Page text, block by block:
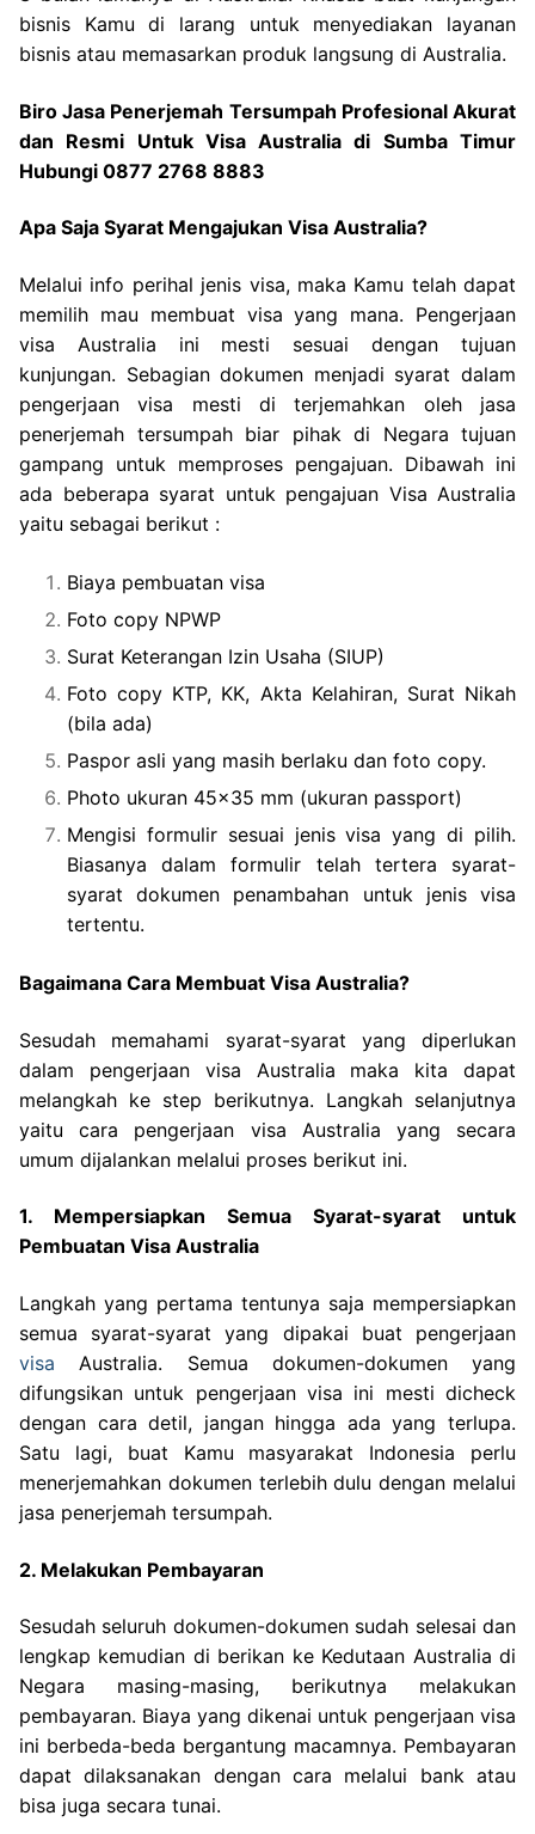
bisnis Kamu di larang untuk menyediakan layanan
bisnis atau memasarkan produk langsung di Australia.
Biro Jasa Penerjemah Tersumpah Profesional Akurat
dan Resmi Untuk Visa Australia di Sumba Timur
Hubungi 0877 2768 8883
Apa Saja Syarat Mengajukan Visa Australia?
Melalui info perihal jenis visa, maka Kamu telah dapat
memilih mau membuat visa yang mana. Pengerjaan
visa Australia ini mesti sesuai dengan tujuan
kunjungan. Sebagian dokumen menjadi syarat dalam
pengerjaan visa mesti di terjemahkan oleh jasa
penerjemah tersumpah biar pihak di Negara tujuan
gampang untuk memproses pengajuan. Dibawah ini
ada beberapa syarat untuk pengajuan Visa Australia
yaitu sebagai berikut :
Biaya pembuatan visa
Foto copy NPWP
Surat Keterangan Izin Usaha (SIUP)
Foto copy KTP, KK, Akta Kelahiran, Surat Nikah
(bila ada)
Paspor asli yang masih berlaku dan foto copy.
Photo ukuran 45×35 mm (ukuran passport)
Mengisi formulir sesuai jenis visa yang di pilih.
Biasanya dalam formulir telah tertera syarat-
syarat dokumen penambahan untuk jenis visa
tertentu.
Bagaimana Cara Membuat Visa Australia?
Sesudah memahami syarat-syarat yang diperlukan
dalam pengerjaan visa Australia maka kita dapat
melangkah ke step berikutnya. Langkah selanjutnya
yaitu cara pengerjaan visa Australia yang secara
umum dijalankan melalui proses berikut ini.
1. Mempersiapkan Semua Syarat-syarat untuk
Pembuatan Visa Australia
Langkah yang pertama tentunya saja mempersiapkan
semua syarat-syarat yang dipakai buat pengerjaan
visa Australia. Semua dokumen-dokumen yang
difungsikan untuk pengerjaan visa ini mesti dicheck
dengan cara detil, jangan hingga ada yang terlupa.
Satu lagi, buat Kamu masyarakat Indonesia perlu
menerjemahkan dokumen terlebih dulu dengan melalui
jasa penerjemah tersumpah.
2. Melakukan Pembayaran
Sesudah seluruh dokumen-dokumen sudah selesai dan
lengkap kemudian di berikan ke Kedutaan Australia di
Negara masing-masing, berikutnya melakukan
pembayaran. Biaya yang dikenai untuk pengerjaan visa
ini berbeda-beda bergantung macamnya. Pembayaran
dapat dilaksanakan dengan cara melalui bank atau
bisa juga secara tunai.